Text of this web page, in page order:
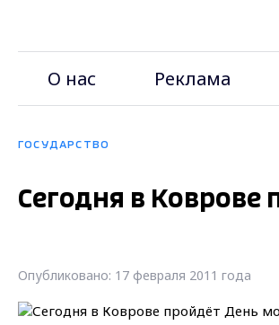
О нас Реклама
ГОСУДАРСТВО
Сегодня в Коврове
Опубликовано: 17 февраля 2011 года